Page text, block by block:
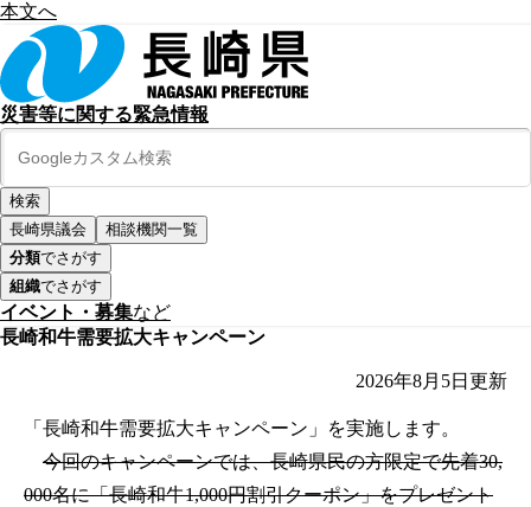
本文へ
災害等に関する緊急情報
長崎県議会
相談機関一覧
分類でさがす
組織でさがす
イベント・募集など
長崎和牛需要拡大キャンペーン
2026年8月5日 更新
「長崎和牛需要拡大キャンペーン」を実施します。
今回のキャンペーンでは、長崎県民の方限定で先着30,
000名に「長崎和牛1,000円割引クーポン」をプレゼント